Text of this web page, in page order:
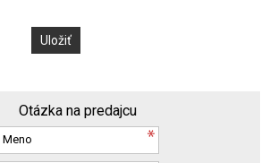
Otázka na predajcu